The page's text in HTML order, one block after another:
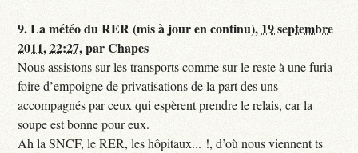
9.La météo du RER (mis à jour en continu), 19 septembre
2011, 22:27,parChapes
Nous assistons sur les transports comme sur le reste à une furia
foire d’empoigne de privatisations de la part des uns
accompagnés par ceux qui espèrent prendre le relais, car la
soupe est bonne pour eux.
Ah la SNCF, le RER, les hôpitaux... !, d’où nous viennent ts